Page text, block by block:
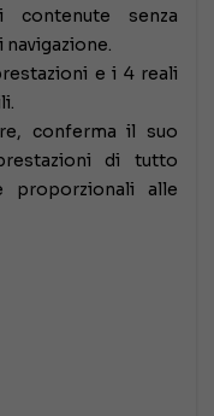
senza
e i 4 reali
conferma il suo
di tutto
proporzionali alle